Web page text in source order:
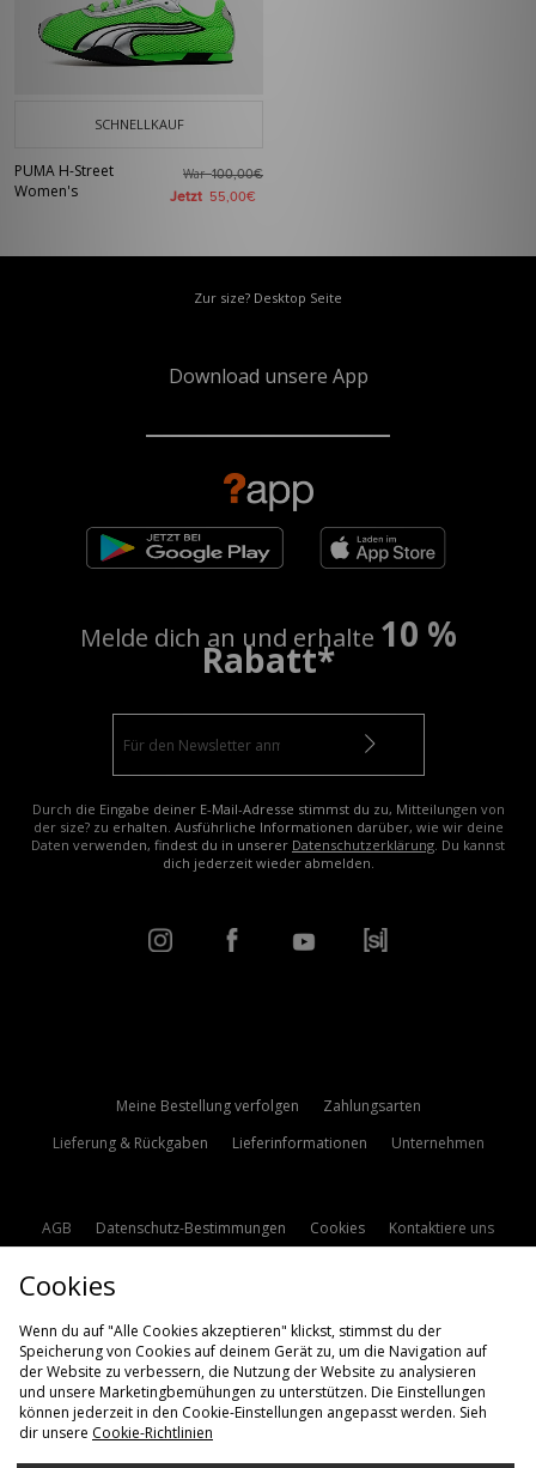
SCHNELLKAUF
PUMA H-Street
Women's
War100,00€
Jetzt 55,00€
Zur size? Desktop Seite
Download unsere App
Melde dich an und erhalte 10 %
Rabatt*
Durch die Eingabe deiner E-Mail-Adresse stimmst du zu, Mitteilungen von
der size? zu erhalten. Ausführliche Informationen darüber, wie wir deine
Daten verwenden, findest du in unserer Datenschutzerklärung. Du kannst
dich jederzeit wieder abmelden.
Meine Bestellung verfolgen
Zahlungsarten
Lieferung & Rückgaben
Lieferinformationen Unternehmen
AGB Datenschutz-Bestimmungen Cookies
Kontaktiere uns
Cookies
Wenn du auf "Alle Cookies akzeptieren" klickst, stimmst du der
Speicherung von Cookies auf deinem Gerät zu, um die Navigation auf
der Website zu verbessern, die Nutzung der Website zu analysieren
und unsere Marketingbemühungen zu unterstützen. Die Einstellungen
können jederzeit in den Cookie-Einstellungen angepasst werden. Sieh
dir unsere Cookie-Richtlinien